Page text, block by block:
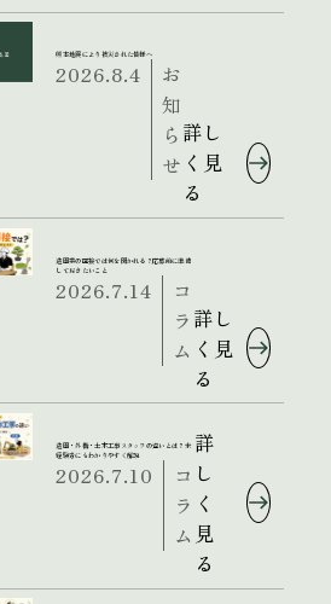
熊本地震により被災された皆様へ
2026.8.4
お
知
ら
せ
詳し
く見
る
造園業の面接では何を聞かれる？応募前に準備
しておきたいこと
2026.7.14
コ
ラ
ム
詳し
く見
る
造園・外構・土木工事スタッフの違いとは？未
経験者にもわかりやすく解説
2026.7.10
コ
ラ
ム
詳
し
く
見
る